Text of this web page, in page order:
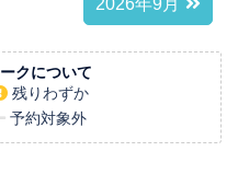
2026年9月
クについて
残りわずか
予約対象外